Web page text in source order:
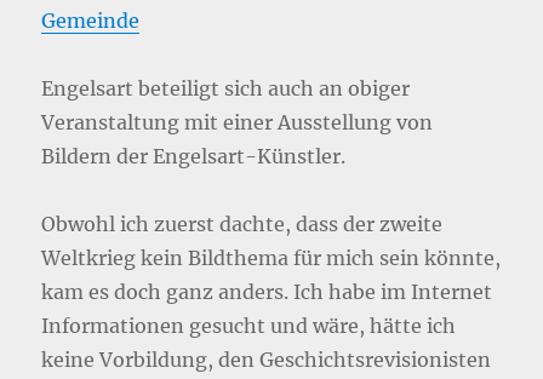
Gemeinde
Engelsart beteiligt sich auch an obiger
Veranstaltung mit einer Ausstellung von
Bildern der Engelsart-Künstler.
Obwohl ich zuerst dachte, dass der zweite
Weltkrieg kein Bildthema für mich sein könnte,
kam es doch ganz anders. Ich habe im Internet
Informationen gesucht und wäre, hätte ich
keine Vorbildung, den Geschichtsrevisionisten